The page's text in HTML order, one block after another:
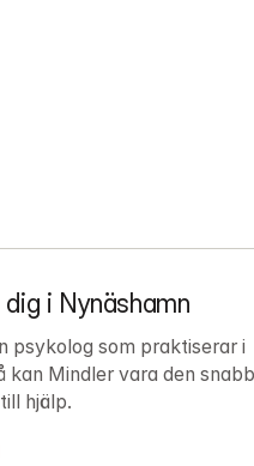
i Nynäshamn
psykolog som praktiserar i
kan Mindler vara den
hjälp.